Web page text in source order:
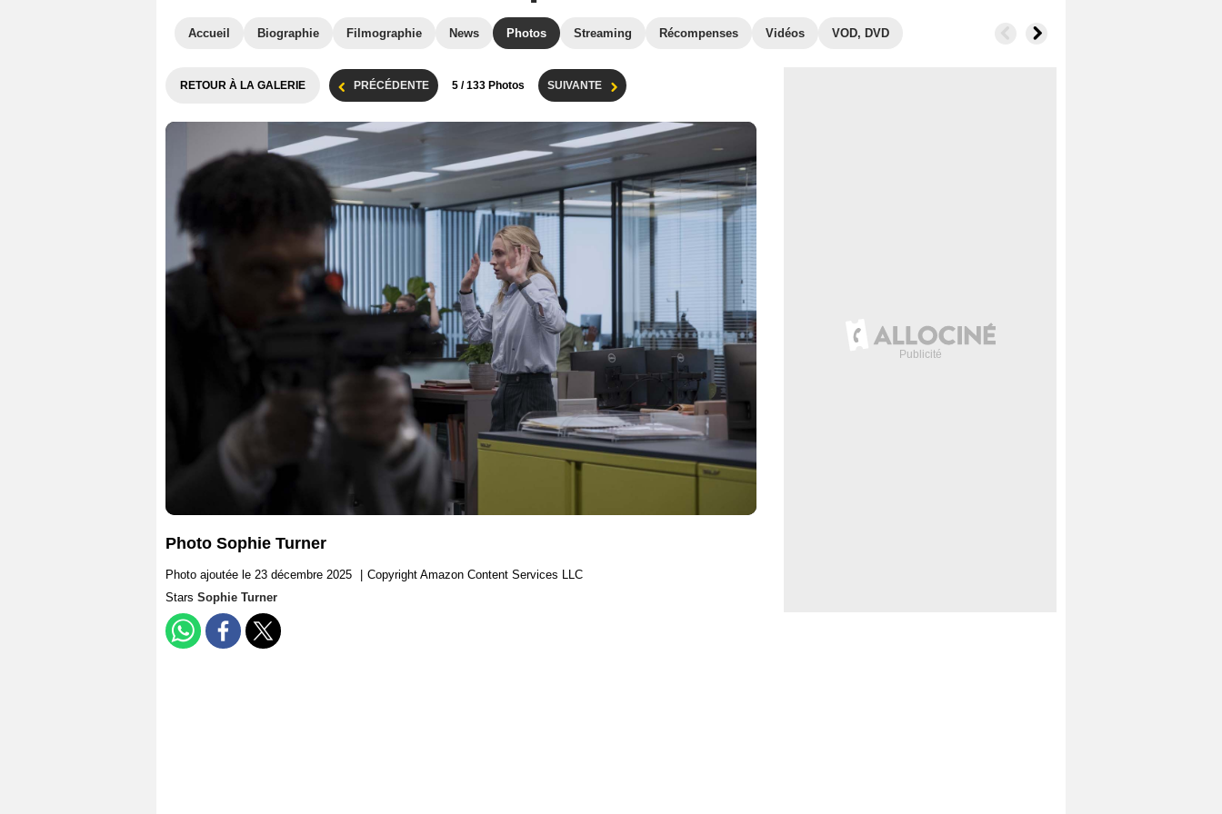
Accueil Biographie Filmographie News Photos Streaming Récompenses Vidéos VOD, DVD
RETOUR À LA GALERIE PRÉCÉDENTE 5 / 133 Photos SUIVANTE
Photo Sophie Turner
Photo ajoutée le 23 décembre 2025
Copyright Amazon Content Services LLC
Stars Sophie Turner